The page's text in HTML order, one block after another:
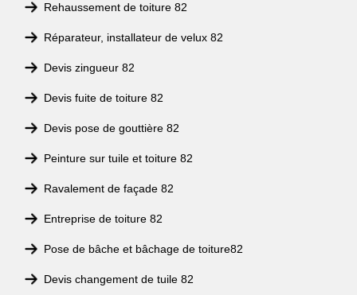
Rehaussement de toiture 82
Réparateur, installateur de velux 82
Devis zingueur 82
Devis fuite de toiture 82
Devis pose de gouttière 82
Peinture sur tuile et toiture 82
Ravalement de façade 82
Entreprise de toiture 82
Pose de bâche et bâchage de toiture82
Devis changement de tuile 82